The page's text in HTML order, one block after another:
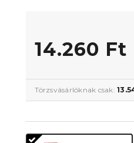
14.260 Ft
Törzsvásárlóknak csak: